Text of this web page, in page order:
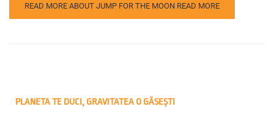
READ MORE ABOUT JUMP FOR THE MOON READ MORE
PLANETA TE DUCI, GRAVITATEA O GĂSEȘTI